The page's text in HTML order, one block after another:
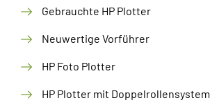
Gebrauchte HP Plotter
Neuwertige Vorführer
HP Foto Plotter
HP Plotter mit Doppelrollensystem